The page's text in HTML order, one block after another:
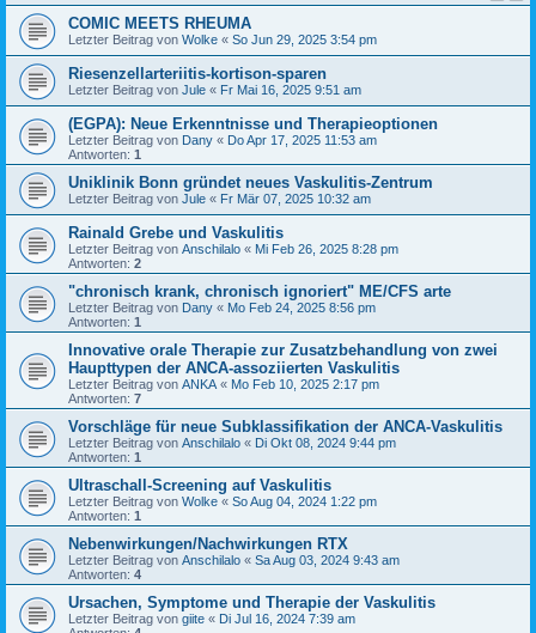
COMIC MEETS RHEUMA
Letzter Beitrag von Wolke « So Jun 29, 2025 3:54 pm
Riesenzellarteriitis-kortison-sparen
Letzter Beitrag von Jule « Fr Mai 16, 2025 9:51 am
(EGPA): Neue Erkenntnisse und Therapieoptionen
Letzter Beitrag von Dany « Do Apr 17, 2025 11:53 am
Antworten: 1
Uniklinik Bonn gründet neues Vaskulitis-Zentrum
Letzter Beitrag von Jule « Fr Mär 07, 2025 10:32 am
Rainald Grebe und Vaskulitis
Letzter Beitrag von Anschilalo « Mi Feb 26, 2025 8:28 pm
Antworten: 2
"chronisch krank, chronisch ignoriert" ME/CFS arte
Letzter Beitrag von Dany « Mo Feb 24, 2025 8:56 pm
Antworten: 1
Innovative orale Therapie zur Zusatzbehandlung von zwei
Haupttypen der ANCA-assoziierten Vaskulitis
Letzter Beitrag von ANKA « Mo Feb 10, 2025 2:17 pm
Antworten: 7
Vorschläge für neue Subklassifikation der ANCA-Vaskulitis
Letzter Beitrag von Anschilalo « Di Okt 08, 2024 9:44 pm
Antworten: 1
Ultraschall-Screening auf Vaskulitis
Letzter Beitrag von Wolke « So Aug 04, 2024 1:22 pm
Antworten: 1
Nebenwirkungen/Nachwirkungen RTX
Letzter Beitrag von Anschilalo « Sa Aug 03, 2024 9:43 am
Antworten: 4
Ursachen, Symptome und Therapie der Vaskulitis
Letzter Beitrag von giite « Di Jul 16, 2024 7:39 am